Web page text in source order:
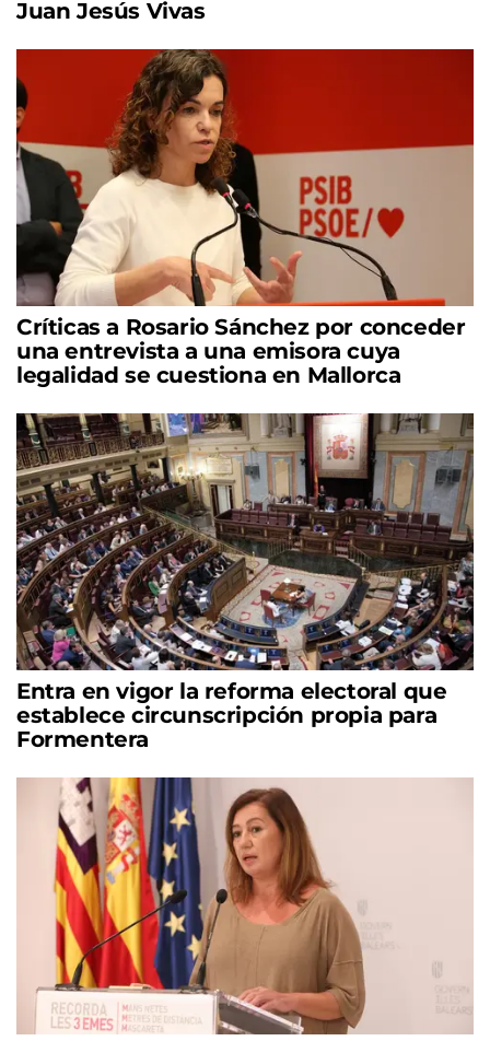
Juan Jesús Vivas
Críticas a Rosario Sánchez por conceder
una entrevista a una emisora cuya
legalidad se cuestiona en Mallorca
Entra en vigor la reforma electoral que
establece circunscripción propia para
Formentera